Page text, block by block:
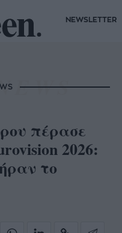
NEWSLETTER
πέρασε
2026:
το